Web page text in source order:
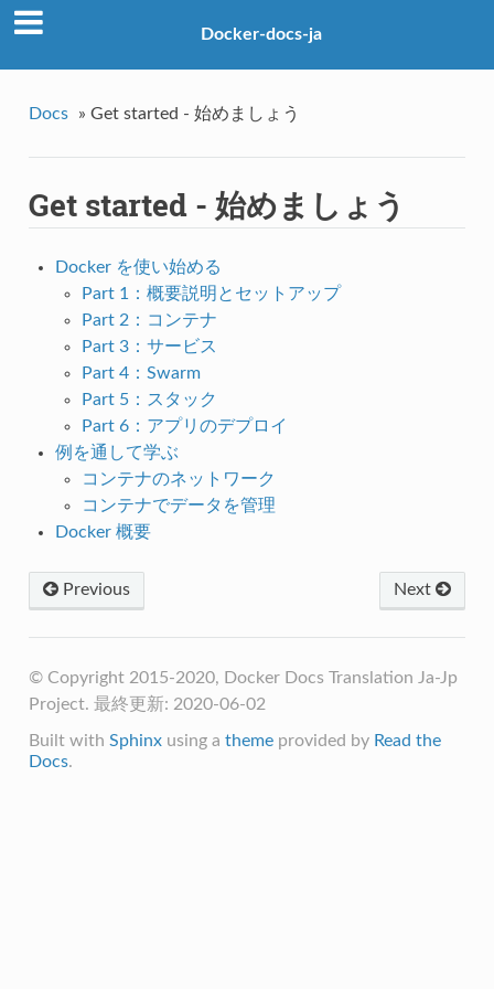
Docker-docs-ja
Docs » Get started - 始めましょう
Get started - 始めましょう
Docker を使い始める
Part 1：概要説明とセットアップ
Part 2：コンテナ
Part 3：サービス
Part 4：Swarm
Part 5：スタック
Part 6：アプリのデプロイ
例を通して学ぶ
コンテナのネットワーク
コンテナでデータを管理
Docker 概要
Next
Previous
© Copyright 2015-2020, Docker Docs Translation Ja-Jp
Project. 最終更新: 2020-06-02
Built with Sphinxusing a themeprovided by Read the
Docs.